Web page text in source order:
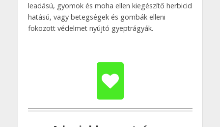
leadású, gyomok és moha ellen kiegészítő herbicid
hatású, vagy betegségek és gombák elleni
fokozott védelmet nyújtó gyeptrágyák.